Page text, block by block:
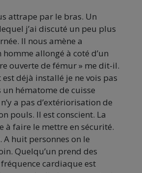
attrape par le bras. Un
j’ai discuté un peu plus
Il nous amène a
allongé à coté d’un
ouverte de fémur » me dit-il.
déjà installé je ne vois pas
un hématome de cuisse
a pas d’extériorisation de
pouls. Il est conscient. La
à faire le mettre en sécurité.
huit personnes on le
Quelqu’un prend des
cardiaque est